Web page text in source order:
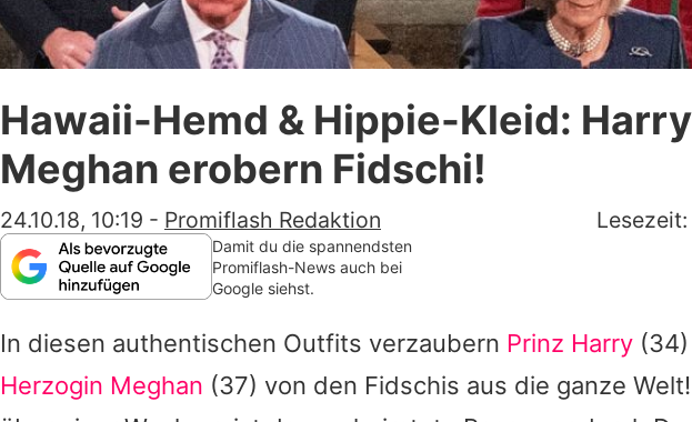
Impressum
Datenschutzerklärung
Nutzungsbedingungen
Utiq verwalten
Hawaii-Hemd & Hippie-Kleid:
Meghan erobern Fidschi!
24.10.18, 10:19 - Promiflash Redaktion Lesezeit:
Damit du die spannendsten
Promiflash-News auch bei
Google siehst.
In diesen authentischen Outfits verzaubern Prinz Harry
Herzogin Meghan (37) von den Fidschis aus die ganze